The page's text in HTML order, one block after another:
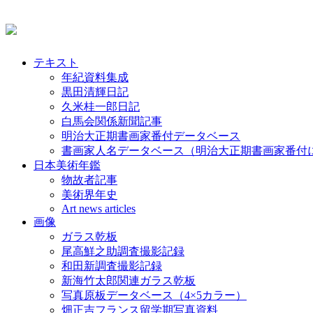
テキスト
年紀資料集成
黒田清輝日記
久米桂一郎日記
白馬会関係新聞記事
明治大正期書画家番付データベース
書画家人名データベース（明治大正期書画家番付
日本美術年鑑
物故者記事
美術界年史
Art news articles
画像
ガラス乾板
尾高鮮之助調査撮影記録
和田新調査撮影記録
新海竹太郎関連ガラス乾板
写真原板データベース（4×5カラー）
畑正吉フランス留学期写真資料